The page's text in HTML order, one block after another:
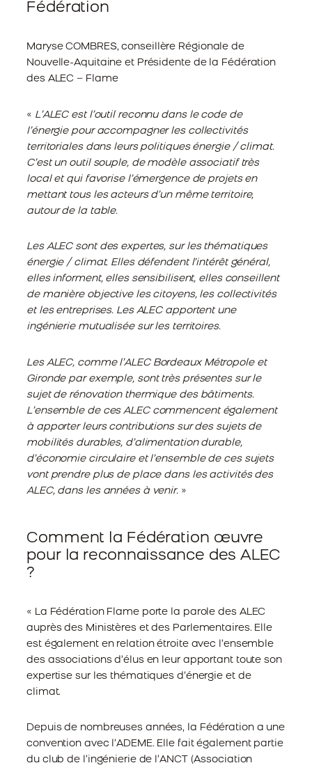
Fédération
Maryse COMBRES, conseillère Régionale de
Nouvelle-Aquitaine et Présidente de la Fédération
des ALEC – Flame
« L’ALEC est l’outil reconnu dans le code de
l’énergie pour accompagner les collectivités
territoriales dans leurs politiques énergie / climat.
C’est un outil souple, de modèle associatif très
local et qui favorise l’émergence de projets en
mettant tous les acteurs d’un même territoire,
autour de la table.
Les ALEC sont des expertes, sur les thématiques
énergie / climat. Elles défendent l’intérêt général,
elles informent, elles sensibilisent, elles conseillent
de manière objective les citoyens, les collectivités
et les entreprises. Les ALEC apportent une
ingénierie mutualisée sur les territoires.
Les ALEC, comme l’ALEC Bordeaux Métropole et
Gironde par exemple, sont très présentes sur le
sujet de rénovation thermique des bâtiments.
L’ensemble de ces ALEC commencent également
à apporter leurs contributions sur des sujets de
mobilités durables, d’alimentation durable,
d’économie circulaire et l’ensemble de ces sujets
vont prendre plus de place dans les activités des
ALEC, dans les années à venir. »
Comment la Fédération œuvre
pour la reconnaissance des ALEC
?
« La Fédération Flame porte la parole des ALEC
auprès des Ministères et des Parlementaires. Elle
est également en relation étroite avec l’ensemble
des associations d’élus en leur apportant toute son
expertise sur les thématiques d’énergie et de
climat.
Depuis de nombreuses années, la Fédération a une
convention avec l’ADEME. Elle fait également partie
du club de l’ingénierie de l’ANCT (Association